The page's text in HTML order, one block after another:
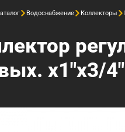
Водоснабжение Коллекторы
x1"x3/4"